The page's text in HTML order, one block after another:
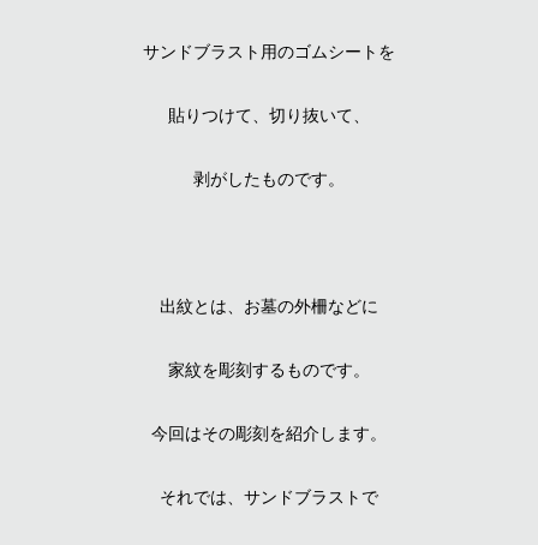
サンドブラスト用のゴムシートを
貼りつけて、切り抜いて、
剥がしたものです。
出紋とは、お墓の外柵などに
家紋を彫刻するものです。
今回はその彫刻を紹介します。
それでは、サンドブラストで